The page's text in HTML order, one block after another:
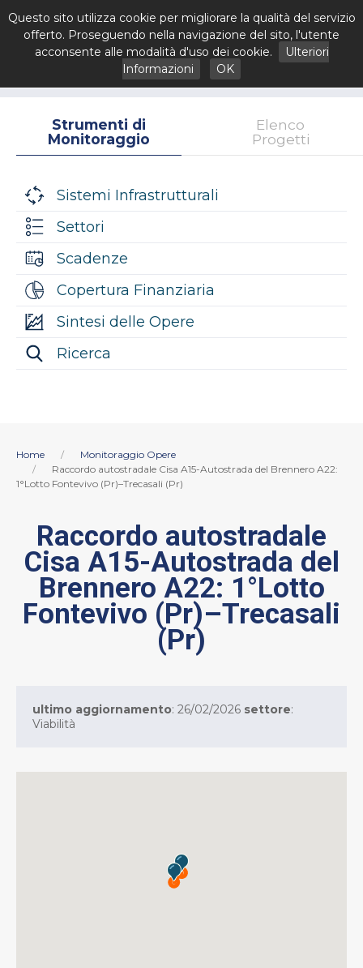
Strumenti di
Monitoraggio
Elenco
Progetti
Sistemi Infrastrutturali
Settori
Scadenze
Copertura Finanziaria
Sintesi delle Opere
Ricerca
Home
Monitoraggio Opere
Raccordo autostradale Cisa A15-Autostrada del Brennero A22:
1°Lotto Fontevivo (Pr)–Trecasali (Pr)
Raccordo autostradale
Cisa A15-Autostrada del
Brennero A22: 1°Lotto
Fontevivo (Pr)–Trecasali
(Pr)
ultimo aggiornamento: 26/02/2026 settore:
Viabilità
Questo sito utilizza cookie per migliorare la qualità del servizio
offerto. Proseguendo nella navigazione del sito, l'utente
acconsente alle modalità d'uso dei cookie.
Ulteriori
Informazioni
OK